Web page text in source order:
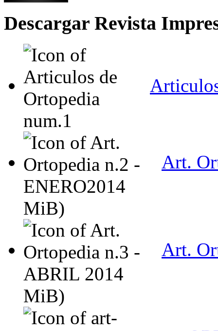
Descargar Revista
Art.
MiB)
Art.
MiB)